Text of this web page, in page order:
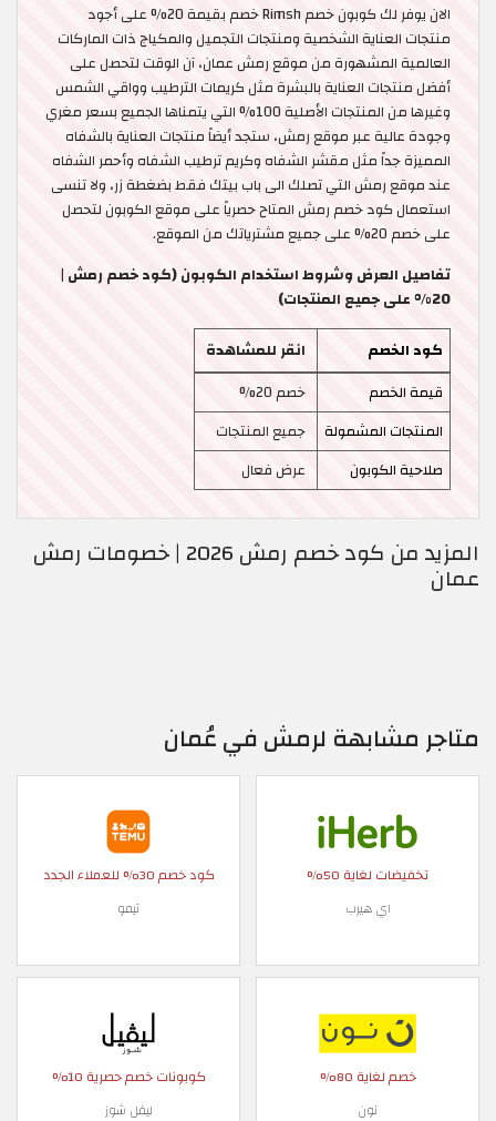
الان يوفر لك كوبون خصم Rimsh خصم بقيمة 20% على أجود
منتجات العناية الشخصية ومنتجات التجميل والمكياج ذات الماركات
العالمية المشهورة من موقع رمش عمان، آن الوقت لتحصل على
أفضل منتجات العناية بالبشرة مثل كريمات الترطيب وواقي الشمس
وغيرها من المنتجات الأصلية 100% التي يتمناها الجميع بسعر مغري
وجودة عالية عبر موقع رمش، ستجد أيضاً منتجات العناية بالشفاه
المميزة جداً مثل مقشر الشفاه وكريم ترطيب الشفاه وأحمر الشفاه
عند موقع رمش التي تصلك الى باب بيتك فقط بضغطة زر، ولا تنسى
استعمال كود خصم رمش المتاح حصرياً على موقع الكوبون لتحصل
على خصم 20% على جميع مشترياتك من الموقع.
تفاصيل العرض وشروط استخدام الكوبون (كود خصم رمش |
20% على جميع المنتجات)
كود الخصم
انقر للمشاهدة
قيمة الخصم
خصم 20%
المنتجات المشمولة
جميع المنتجات
صلاحية الكوبون
عرض فعال
المزيد من كود خصم رمش 2026 | خصومات رمش
عمان
متاجر مشابهة لرمش في عُمان
تخفيضات لغاية 50%
اي هيرب
كود خصم 30% للعملاء الجدد
تيمو
خصم لغاية 80%
نون
كوبونات خصم حصرية 10%
ليفل شوز